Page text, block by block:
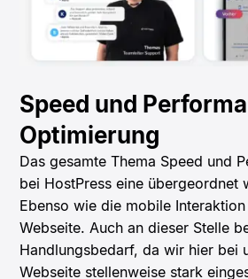
Speed und
Optimierung
Das gesamte Thema Speed und
bei HostPress eine übergeordnet
Ebenso wie die mobile
Webseite. Auch an dieser Stelle
Handlungsbedarf, da wir hier bei
Webseite stellenweise stark